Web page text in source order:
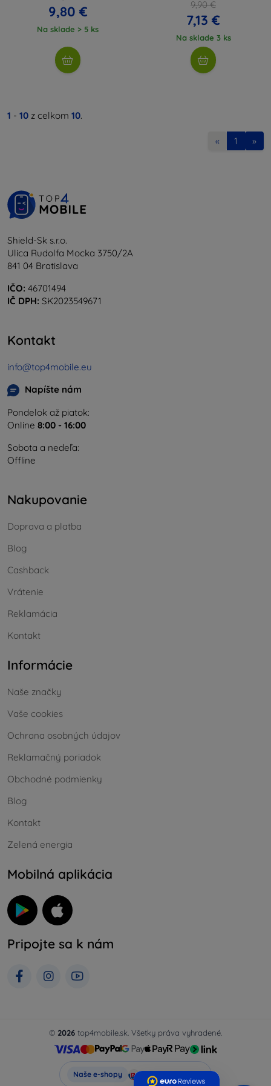
9,80 €
Na sklade > 5 ks
9,90 €
7,13 €
Na sklade 3 ks
1 - 10 z celkom 10.
« 1 »
Shield-Sk s.r.o.
Ulica Rudolfa Mocka 3750/2A
841 04 Bratislava
IČO: 46701494
IČ DPH: SK2023549671
Kontakt
info@top4mobile.eu
Napíšte nám
Pondelok až piatok:
Online 8:00 - 16:00
Sobota a nedeľa:
Offline
Nakupovanie
Doprava a platba
Blog
Cashback
Vrátenie
Reklamácia
Kontakt
Informácie
Naše značky
Vaše cookies
Ochrana osobných údajov
Reklamačný poriadok
Obchodné podmienky
Blog
Kontakt
Zelená energia
Mobilná aplikácia
Pripojte sa k nám
© 2026 top4mobile.sk. Všetky práva vyhradené.
Naše e-shopy Top4Mobile.sk